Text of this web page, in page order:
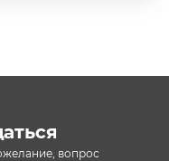
вопрос